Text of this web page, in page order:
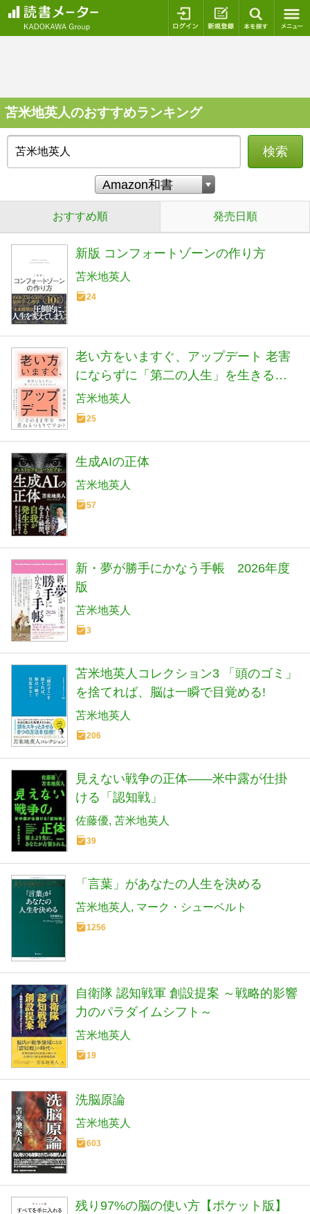
ログイン 新規登録
苫米地英人のおすすめランキング
検索
おすすめ順 発売日順
新版 コンフォートゾーンの作り方
苫米地英人
24
老い方をいますぐ、アップデート 老害
にならずに「第二の人生」を生きるヒ
ント【認知科学者が「本当に満足する
老い方」を解き明かします】(TAC出版)
苫米地英人
25
生成AIの正体
苫米地英人
57
新・夢が勝手にかなう手帳 2026年度
版
苫米地英人
3
苫米地英人コレクション3 「頭のゴミ」
を捨てれば、脳は一瞬で目覚める!
苫米地英人
206
見えない戦争の正体――米中露が仕掛
ける「認知戦」
佐藤優 苫米地英人
39
「言葉」があなたの人生を決める
苫米地英人 マーク・シューベルト
1256
自衛隊 認知戦軍 創設提案 ～戦略的影響
力のパラダイムシフト～
苫米地英人
19
洗脳原論
苫米地英人
603
残り97%の脳の使い方【ポケット版】